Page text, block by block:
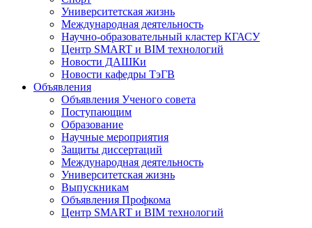
Университетская жизнь
Международная деятельность
Научно-образовательный кластер КГАСУ
Центр SMART и BIM технологий
Новости ДАШКи
Новости кафедры ТэГВ
Объявления
Объявления Ученого совета
Поступающим
Образование
Научные мероприятия
Защиты диссертаций
Международная деятельность
Университетская жизнь
Выпускникам
Объявления Профкома
Центр SMART и BIM технологий